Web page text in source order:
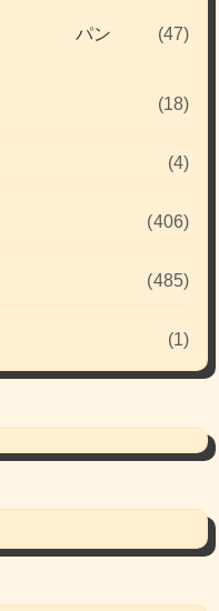
パン (47)
(18)
(4)
(406)
(485)
(1)